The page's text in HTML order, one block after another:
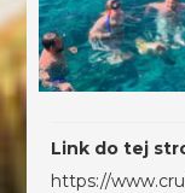
Link do tej
https://